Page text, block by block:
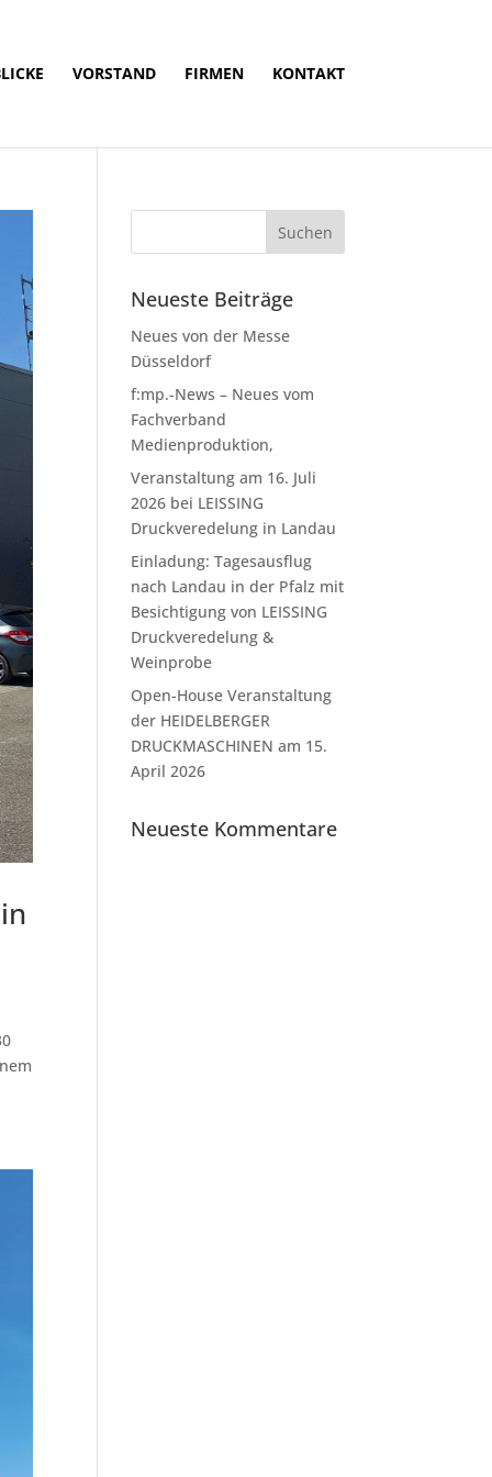
VORSTAND FIRMEN KONTAKT
Neueste Beiträge
Neues von der Messe
Düsseldorf
f:mp.-News – Neues vom
Fachverband
Medienproduktion,
Veranstaltung am 16. Juli
2026 bei LEISSING
Druckveredelung in Landau
Einladung: Tagesausflug
nach Landau in der Pfalz mit
Besichtigung von LEISSING
Druckveredelung &
Weinprobe
Open-House Veranstaltung
der HEIDELBERGER
DRUCKMASCHINEN am 15.
April 2026
Neueste Kommentare